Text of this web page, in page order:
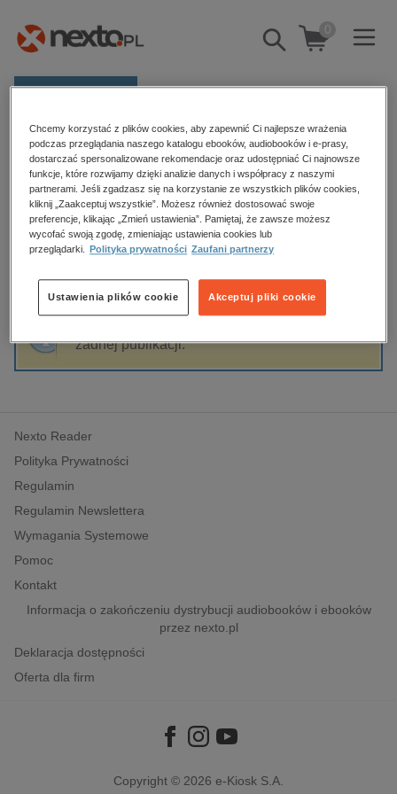
Pokaż/schowaj
wyszukiwarkę
0
Kategorie
Zobacz wszystkie E-prasa
budownictwo, aranżacja wnętrz
biznesowe, branżowe, gospodarka
dzienniki
edukacja
hobby, sport, rozrywka
komputery, internet, technologie, informatyka
polityka, społeczno-informacyjne
psychologiczne
inne
popularno-naukowe
historia
Strona główna Jan Piesik
Jan Piesik
Sortowanie Filtrowanie
żadnej publikacji.
Nexto Reader
Polityka Prywatności
Regulamin
Regulamin Newslettera
Wymagania Systemowe
Pomoc
Kontakt
Informacja o zakończeniu dystrybucji audiobooków i ebooków
przez nexto.pl
Deklaracja dostępności
Oferta dla firm
Copyright © 2026 e-Kiosk S.A.
Chcemy korzystać z plików cookies, aby zapewnić Ci najlepsze wrażenia
podczas przeglądania naszego katalogu ebooków, audiobooków i e-prasy,
dostarczać spersonalizowane rekomendacje oraz udostępniać Ci najnowsze
funkcje, które rozwijamy dzięki analizie danych i współpracy z naszymi
partnerami. Jeśli zgadzasz się na korzystanie ze wszystkich plików cookies,
kliknij „Zaakceptuj wszystkie”. Możesz również dostosować swoje
preferencje, klikając „Zmień ustawienia”. Pamiętaj, że zawsze możesz
wycofać swoją zgodę, zmieniając ustawienia cookies lub
przeglądarki.
Polityka prywatności Zaufani partnerzy
Akceptuj pliki cookie
Ustawienia plików cookie